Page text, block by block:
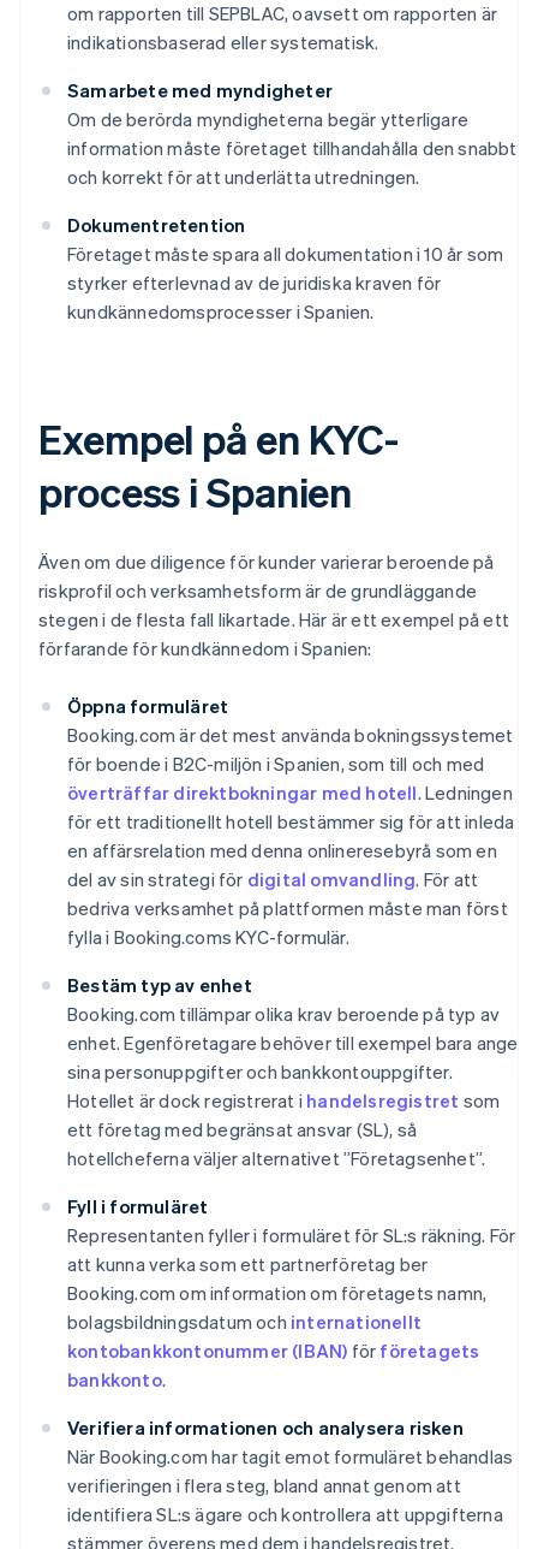
om rapporten till SEPBLAC, oavsett om rapporten är
indikationsbaserad eller systematisk.
Samarbete med myndigheter
Om de berörda myndigheterna begär ytterligare
information måste företaget tillhandahålla den snabbt
och korrekt för att underlätta utredningen.
Dokumentretention
Företaget måste spara all dokumentation i 10 år som
styrker efterlevnad av de juridiska kraven för
kundkännedomsprocesser i Spanien.
Exempel på en KYC-
process i Spanien
Även om due diligence för kunder varierar beroende på
riskprofil och verksamhetsform är de grundläggande
stegen i de flesta fall likartade. Här är ett exempel på ett
förfarande för kundkännedom i Spanien:
Öppna formuläret
Booking.com är det mest använda bokningssystemet
för boende i B2C-miljön i Spanien, som till och med
överträffar direktbokningar med hotell. Ledningen
för ett traditionellt hotell bestämmer sig för att inleda
en affärsrelation med denna onlineresebyrå som en
del av sin strategi för digital omvandling. För att
bedriva verksamhet på plattformen måste man först
fylla i Booking.coms KYC-formulär.
Bestäm typ av enhet
Booking.com tillämpar olika krav beroende på typ av
enhet. Egenföretagare behöver till exempel bara ange
sina personuppgifter och bankkontouppgifter.
Hotellet är dock registrerat i handelsregistret som
ett företag med begränsat ansvar (SL), så
hotellcheferna väljer alternativet ”Företagsenhet”.
Fyll i formuläret
Representanten fyller i formuläret för SL:s räkning. För
att kunna verka som ett partnerföretag ber
Booking.com om information om företagets namn,
bolagsbildningsdatum och internationellt
kontobankkontonummer (IBAN) för företagets
bankkonto.
Verifiera informationen och analysera risken
När Booking.com har tagit emot formuläret behandlas
verifieringen i flera steg, bland annat genom att
identifiera SL:s ägare och kontrollera att uppgifterna
stämmer överens med dem i handelsregistret.